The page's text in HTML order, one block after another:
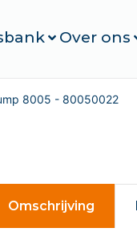
Over ons
8005 - 80050022
Omschrijving